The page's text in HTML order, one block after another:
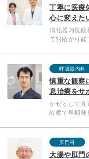
丁寧に医療
心に変えた
消化器内視鏡
て対応が可能
呼吸器内科
慎重な観察
息治療をサ
かぜとして見
診察で早期発
肛門科
大腸や肛門